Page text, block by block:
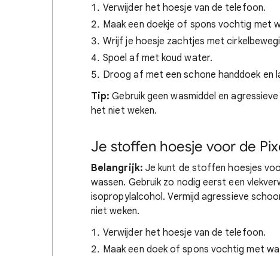
Verwijder het hoesje van de telefoon.
Maak een doekje of spons vochtig met
Wrijf je hoesje zachtjes met
Spoel af met koud water.
Droog af met een schone handdoek en
Tip: Gebruik geen wasmiddel en
het niet weken.
Je stoffen hoesje voor de
Belangrijk: Je kunt de stoffen hoesjes
wassen. Gebruik zo nodig eerst een
isopropylalcohol. Vermijd agressieve
niet weken.
Verwijder het hoesje van de telefoon.
Maak een doek of spons vochtig met